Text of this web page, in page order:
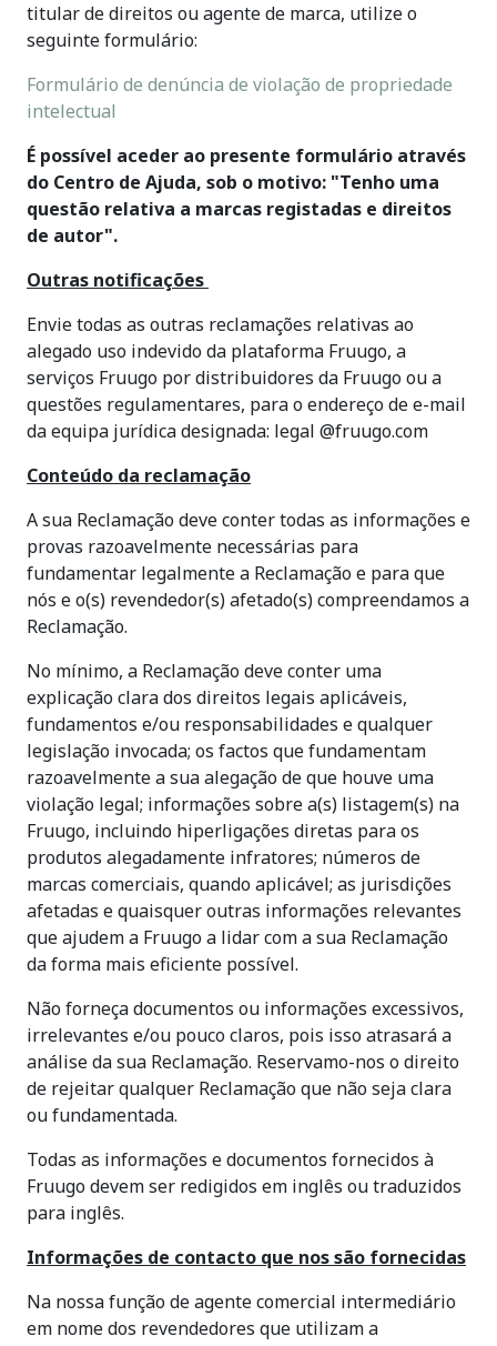
titular de direitos ou agente de marca, utilize o
seguinte formulário:
Formulário de denúncia de violação de propriedade
intelectual
É possível aceder ao presente formulário através
do Centro de Ajuda, sob o motivo: "Tenho uma
questão relativa a marcas registadas e direitos
de autor".
Outras notificações
Envie todas as outras reclamações relativas ao
alegado uso indevido da plataforma Fruugo, a
serviços Fruugo por distribuidores da Fruugo ou a
questões regulamentares, para o endereço de e-mail
da equipa jurídica designada: legal @fruugo.com
Conteúdo da reclamação
A sua Reclamação deve conter todas as informações e
provas razoavelmente necessárias para
fundamentar legalmente a Reclamação e para que
nós e o(s) revendedor(s) afetado(s) compreendamos a
Reclamação.
No mínimo, a Reclamação deve conter uma
explicação clara dos direitos legais aplicáveis,
fundamentos e/ou responsabilidades e qualquer
legislação invocada; os factos que fundamentam
razoavelmente a sua alegação de que houve uma
violação legal; informações sobre a(s) listagem(s) na
Fruugo, incluindo hiperligações diretas para os
produtos alegadamente infratores; números de
marcas comerciais, quando aplicável; as jurisdições
afetadas e quaisquer outras informações relevantes
que ajudem a Fruugo a lidar com a sua Reclamação
da forma mais eficiente possível.
Não forneça documentos ou informações excessivos,
irrelevantes e/ou pouco claros, pois isso atrasará a
análise da sua Reclamação. Reservamo-nos o direito
de rejeitar qualquer Reclamação que não seja clara
ou fundamentada.
Todas as informações e documentos fornecidos à
Fruugo devem ser redigidos em inglês ou traduzidos
para inglês.
Informações de contacto que nos são fornecidas
Na nossa função de agente comercial intermediário
em nome dos revendedores que utilizam a